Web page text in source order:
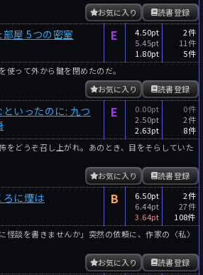
読書登録
お気に入り
屋 5つの密室 E
4.50pt
5.45pt
1.80pt
2件
11件
5件
使って外から鍵を閉めたのだ。
読書登録
お気に入り
いったのに: 九つ
E
0.00pt
2.50pt
2.63pt
0件
2件
8件
をどうぞ召し上がれ。あのとき、目をそらしていた
読書登録
お気に入り
ろに煙は B
6.50pt
6.44pt
3.64pt
2件
27件
108件
怪談を書きませんか」突然の依頼に、作家の〈私〉
読書登録
お気に入り